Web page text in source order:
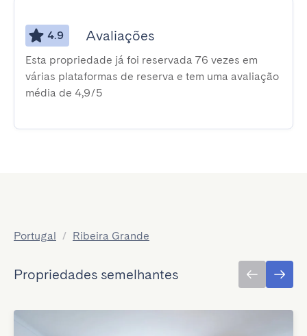
4.9 Avaliações
Esta propriedade já foi reservada 76 vezes em
várias plataformas de reserva e tem uma avaliação
média de 4,9/5
Portugal / Ribeira Grande
Propriedades semelhantes